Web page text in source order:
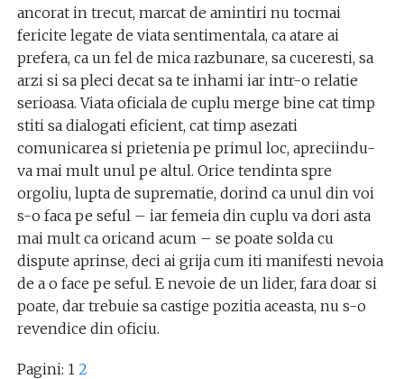
ancorat in trecut, marcat de amintiri nu tocmai
fericite legate de viata sentimentala, ca atare ai
prefera, ca un fel de mica razbunare, sa cuceresti, sa
arzi si sa pleci decat sa te inhami iar intr-o relatie
serioasa. Viata oficiala de cuplu merge bine cat timp
stiti sa dialogati eficient, cat timp asezati
comunicarea si prietenia pe primul loc, apreciindu-
va mai mult unul pe altul. Orice tendinta spre
orgoliu, lupta de suprematie, dorind ca unul din voi
s-o faca pe seful – iar femeia din cuplu va dori asta
mai mult ca oricand acum – se poate solda cu
dispute aprinse, deci ai grija cum iti manifesti nevoia
de a o face pe seful. E nevoie de un lider, fara doar si
poate, dar trebuie sa castige pozitia aceasta, nu s-o
revendice din oficiu.
Pagini: 1 2